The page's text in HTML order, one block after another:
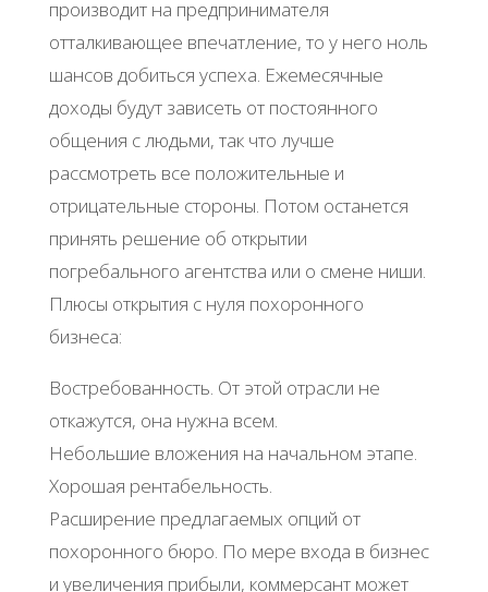
производит на предпринимателя
отталкивающее впечатление, то у него ноль
шансов добиться успеха. Ежемесячные
доходы будут зависеть от постоянного
общения с людьми, так что лучше
рассмотреть все положительные и
отрицательные стороны. Потом останется
принять решение об открытии
погребального агентства или о смене ниши.
Плюсы открытия с нуля похоронного
бизнеса:
Востребованность. От этой отрасли не
откажутся, она нужна всем.
Небольшие вложения на начальном этапе.
Хорошая рентабельность.
Расширение предлагаемых опций от
похоронного бюро. По мере входа в бизнес
и увеличения прибыли, коммерсант может